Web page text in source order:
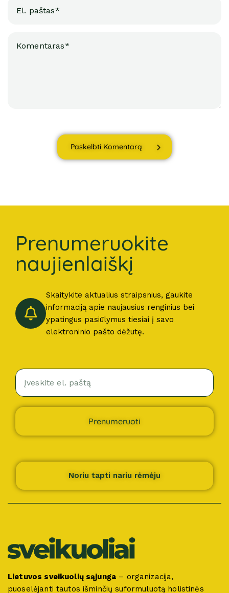
Paskelbti Komentarą
Prenumeruokite
naujienlaiškį
Skaitykite aktualius straipsnius, gaukite
informaciją apie naujausius renginius bei
ypatingus pasiūlymus tiesiai į savo
elektroninio pašto dėžutę.
Prenumeruoti
Noriu tapti nariu rėmėju
Lietuvos sveikuolių sąjunga – organizacija,
puoselėjanti tautos išminčių suformuluotą holistinės